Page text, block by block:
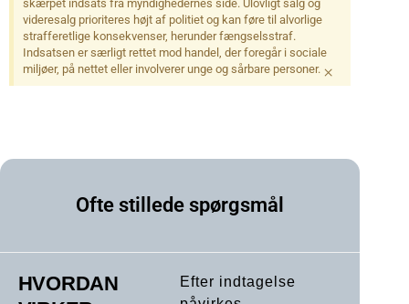
skærpet indsats fra myndighedernes side. Ulovligt salg og
videresalg prioriteres højt af politiet og kan føre til alvorlige
strafferetlige konsekvenser, herunder fængselsstraf.
Indsatsen er særligt rettet mod handel, der foregår i sociale
miljøer, på nettet eller involverer unge og sårbare personer. ×
Ofte stillede spørgsmål
HVORDAN
Efter indtagelse